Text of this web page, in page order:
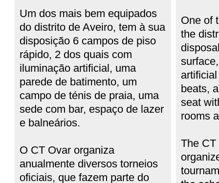
Um dos mais bem equipados
do distrito de Aveiro, tem à sua
disposição 6 campos de piso
rápido, 2 dos quais com
iluminação artificial, uma
parede de batimento, um
campo de ténis de praia, uma
sede com bar, espaço de lazer
e balneários.
O CT Ovar organiza
anualmente diversos torneios
oficiais, que fazem parte do
One of
the
surface
beats, a
seat
rooms
The CT